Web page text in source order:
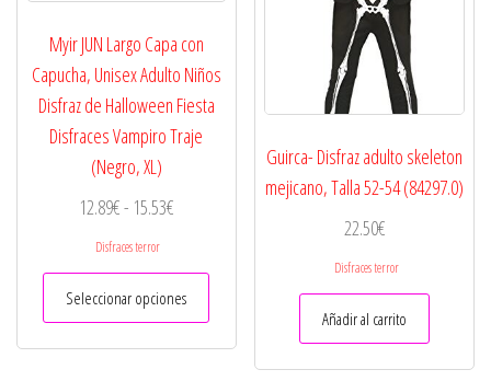
Myir JUN Largo Capa con
Capucha, Unisex Adulto Niños
Disfraz de Halloween Fiesta
Disfraces Vampiro Traje
(Negro, XL)
12.89€- 15.53€Rango
precios:
desde
12.89€
Disfraces terror
Seleccionar opciones
Este
Guirca- Disfraz adulto skeleton
mejicano, Talla 52-54 (84297.0)
22.50€
Disfraces terror
Añadir al carrito